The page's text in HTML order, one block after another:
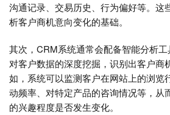
沟通记录、交易历史、行为偏好等。这
析客户商机意向变化的基础。
其次，CRM系统通常会配备智能分析
对客户数据的深度挖掘，识别出客户商
如，系统可以监测客户在网站上的浏览
动频率、对特定产品的咨询情况等，从
的兴趣程度是否发生变化。